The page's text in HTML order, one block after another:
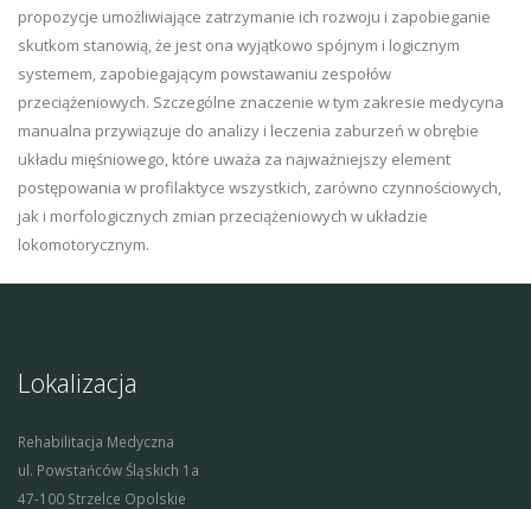
propozycje umożliwiające zatrzymanie ich rozwoju i zapobieganie
skutkom stanowią, że jest ona wyjątkowo spójnym i logicznym
systemem, zapobiegającym powstawaniu zespołów
przeciążeniowych. Szczególne znaczenie w tym zakresie medycyna
manualna przywiązuje do analizy i leczenia zaburzeń w obrębie
układu mięśniowego, które uważa za najważniejszy element
postępowania w profilaktyce wszystkich, zarówno czynnościowych,
jak i morfologicznych zmian przeciążeniowych w układzie
lokomotorycznym.
Lokalizacja
Rehabilitacja Medyczna
ul. Powstańców Śląskich 1a
47-100 Strzelce Opolskie